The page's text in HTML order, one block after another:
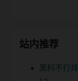
站内推荐
黑料不打